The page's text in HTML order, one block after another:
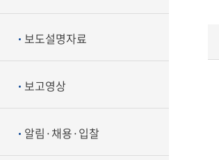
보도설명자료
보고영상
알림·채용·입찰